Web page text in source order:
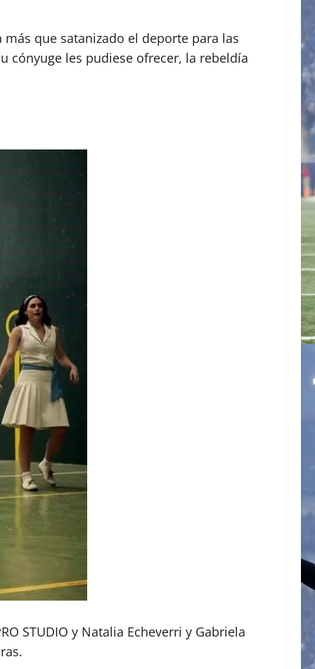
que satanizado el deporte para las
cónyuge les pudiese ofrecer, la rebeldía
STUDIO y Natalia Echeverri y Gabriela